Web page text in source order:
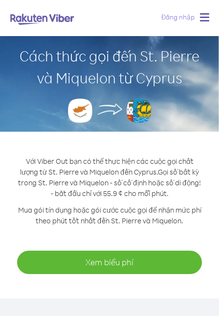
Đăng nhập
Cách thức gọi đến St. Pierre
và Miquelon từ Cyprus
Với Viber Out bạn có thể thực hiện các cuộc gọi chất
lượng từ St. Pierre và Miquelon đến Cyprus.Gọi số bất kỳ
trong St. Pierre và Miquelon - số cố định hoặc số di động!
- bắt đầu chỉ với 55.9 ¢ cho mỗi phút.
Mua gói tín dụng hoặc gói cước cuộc gọi để nhận mức phí
theo phút tốt nhất đến St. Pierre và Miquelon.
Xem biểu phí